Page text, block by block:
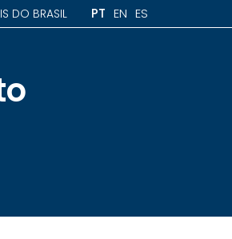
DO BRASIL PT EN ES